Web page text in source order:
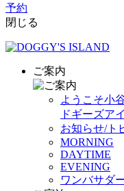
予約
閉じる
ご案内
ようこそ小
ドギーズア
お知らせ/ト
MORNING
DAYTIME
EVENING
ワンバサダ